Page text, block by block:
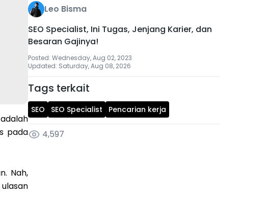
pada
Nah,
Leo Bisma
SEO Specialist, Ini Tugas, Jenjang Karier, dan
Besaran Gajinya!
Posted: Wednesday, Aug 02, 2023
Updated: Saturday, Aug 08, 2026
Tags terkait
SEO SEO Specialist Pencarian kerja
4,597